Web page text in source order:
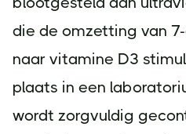
die de omzetting van
naar vitamine D3
plaats in een
wordt zorgvuldig